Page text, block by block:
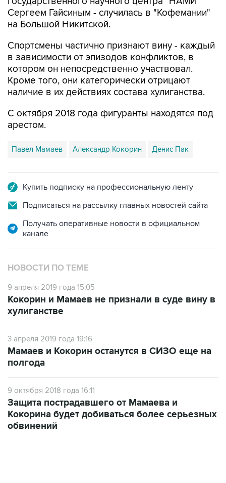
Сергеем Гайсиным - случилась в "Кофемании"
на Большой Никитской.
Спортсмены частично признают вину - каждый
в зависимости от эпизодов конфликтов, в
котором он непосредственно участвовал.
Кроме того, они категорически отрицают
наличие в их действиях состава хулиганства.
С октября 2018 года фигуранты находятся под
арестом.
Павел Мамаев Александр Кокорин Денис Пак
Купить подписку на профессиональную ленту
Подписаться на рассылку главных новостей сайта
Получать оперативные новости в официальном
канале
НОВОСТИ ПО ТЕМЕ
9 апреля 2019 года 15:05
Кокорин и Мамаев не признали в суде вину в
хулиганстве
3 апреля 2019 года 19:16
Мамаев и Кокорин останутся в СИЗО еще на
полгода
9 октября 2018 года 16:11
Защита пострадавшего от Мамаева и
Кокорина будет добиваться более серьезных
обвинений